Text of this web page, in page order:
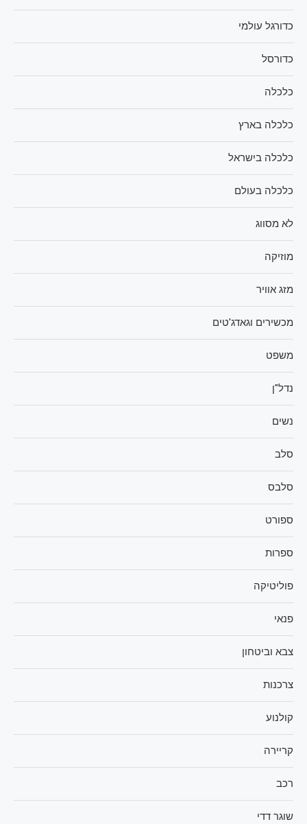
כדורגל עולמי
כדורסל
כלכלה
כלכלה בארץ
כלכלה בישראל
כלכלה בעולם
לא מסווג
מוזיקה
מזג אוויר
מכשירים וגאדג'טים
משפט
נדל"ן
נשים
סלב
סלבס
ספורט
ספרות
פוליטיקה
פנאי
צבא וביטחון
צרכנות
קולנוע
קריירה
רכב
שוגר דדי